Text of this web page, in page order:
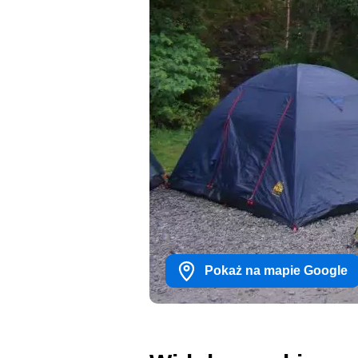
Pokaż na mapie Google